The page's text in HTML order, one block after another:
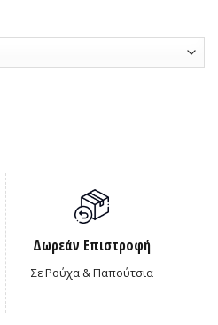
Δωρεάν Επιστροφή
Σε Ρούχα & Παπούτσια